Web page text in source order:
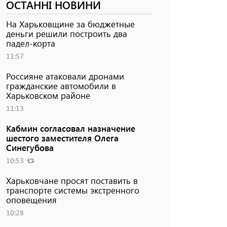
ОСТАННІ НОВИНИ
На Харьковщине за бюджетные
деньги решили построить два
падел-корта
11:57
Россияне атаковали дронами
гражданские автомобили в
Харьковском районе
11:13
Кабмин согласовал назначение
шестого заместителя Олега
Синегубова
10:53
Харьковчане просят поставить в
транспорте системы экстренного
оповещения
10:28